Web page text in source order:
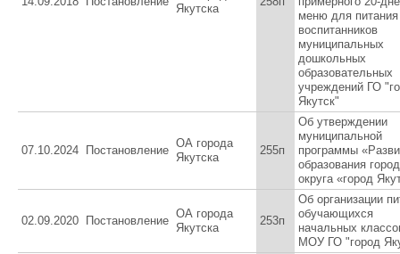
Якутска
меню для питания
воспитанников
муниципальных
дошкольных
образовательных
учреждений ГО
Якутск"
07.10.2024 Постановление
ОА города
Якутска
255п
Об утверждении
муниципальной
программы
образования
округа «город
02.09.2020 Постановление
ОА города
Якутска
253п
Об организации
обучающихся
начальных
МОУ ГО "город